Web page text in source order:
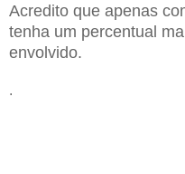
Acredito que apenas
tenha um percentual
envolvido.
.